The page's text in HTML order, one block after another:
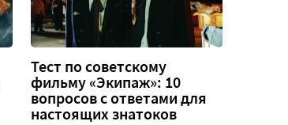
Тест по советскому
фильму «Экипаж»: 10
вопросов с ответами для
настоящих знатоков